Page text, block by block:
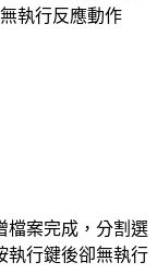
執行反應動作
檔案完成，分割選
執行鍵後卻無執行